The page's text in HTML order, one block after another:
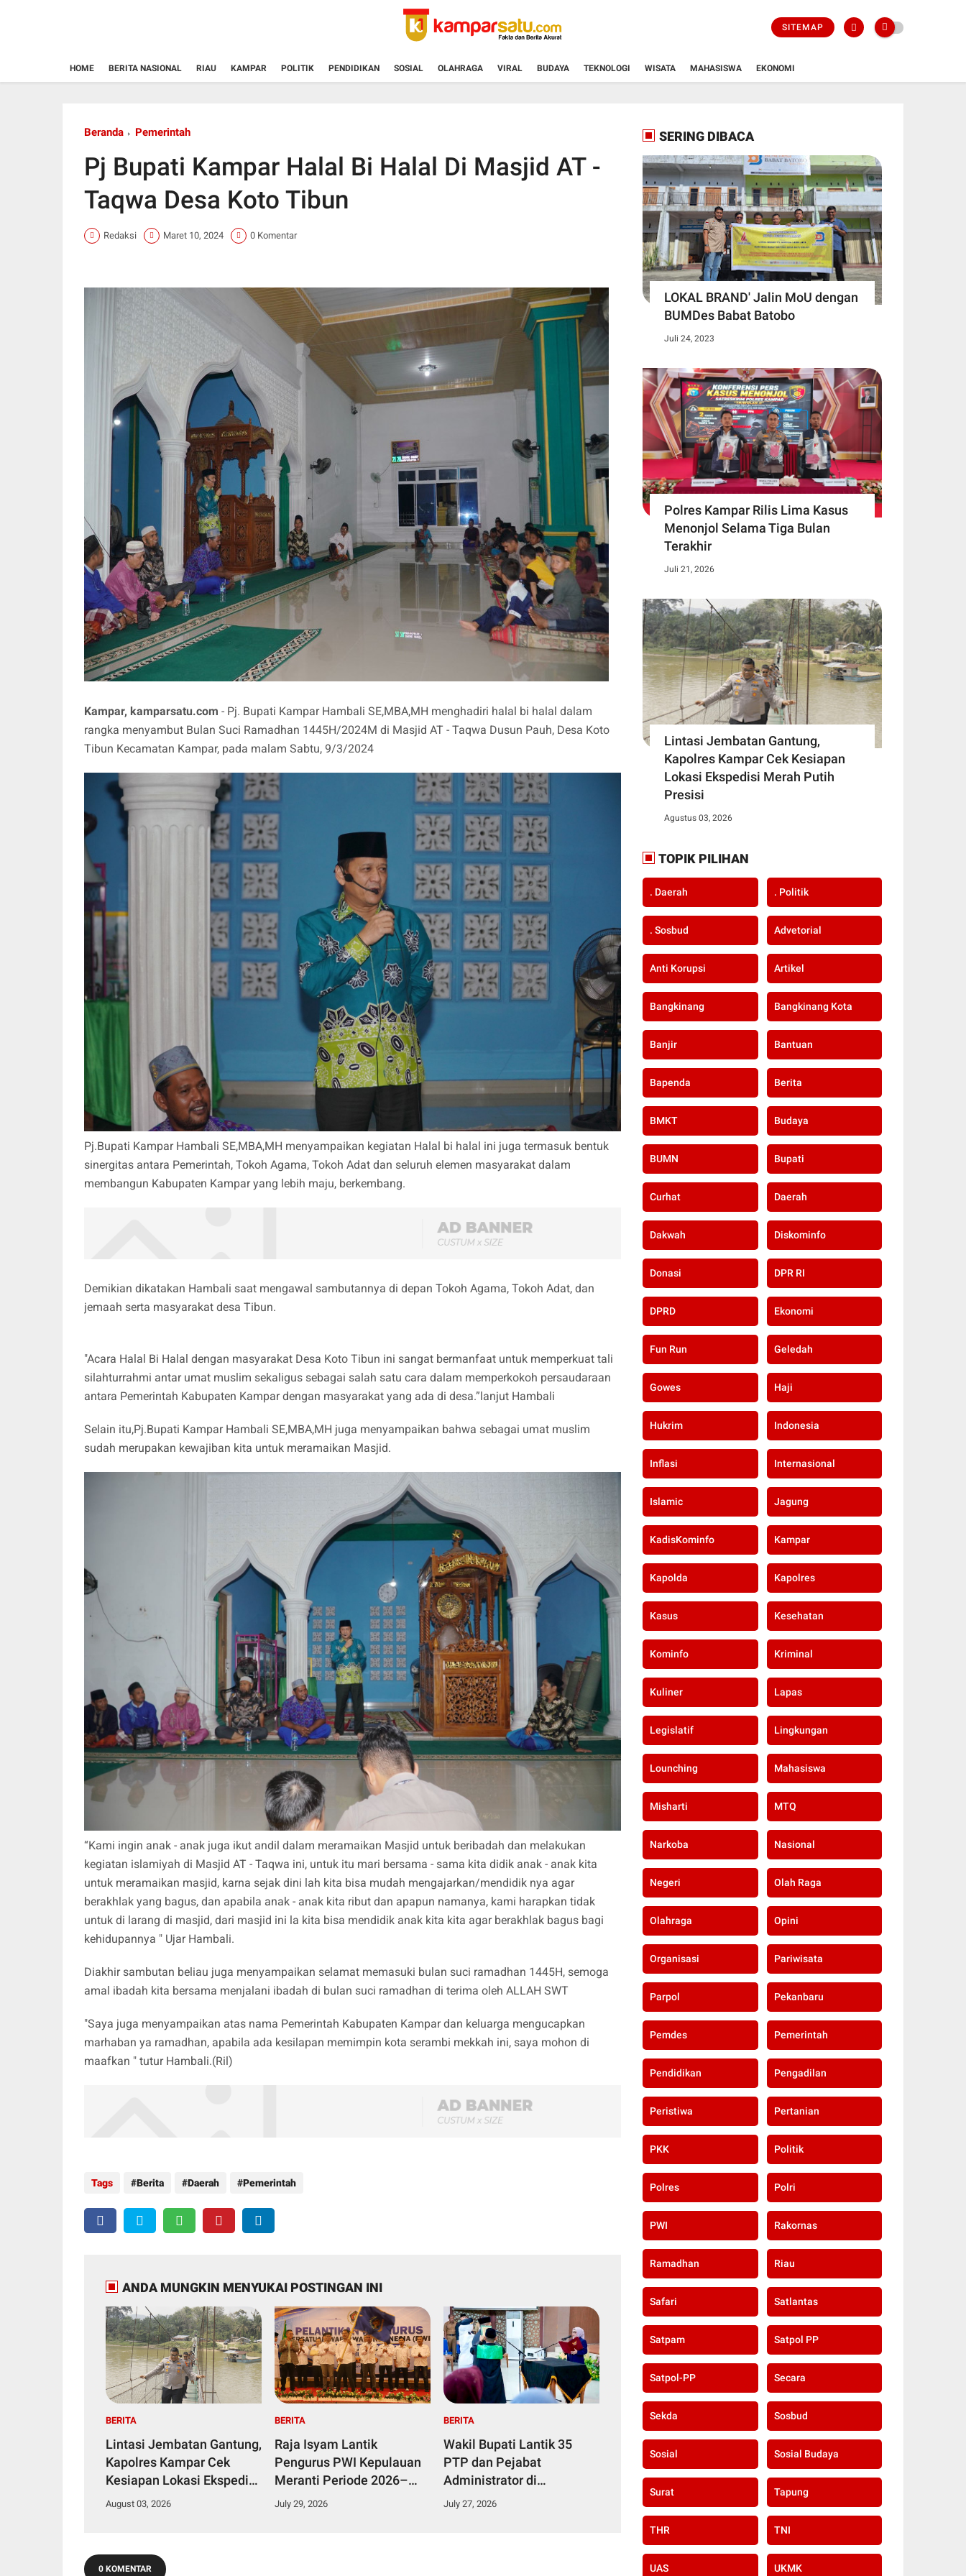
SITEMAP
HOME BERITA NASIONAL RIAU KAMPAR POLITIK PENDIDIKAN SOSIAL OLAHRAGA VIRAL BUDAYA TEKNOLOGI WISATA MAHASISWA EKONOMI
Beranda Pemerintah
Pj Bupati Kampar Halal Bi Halal Di Masjid AT -
Taqwa Desa Koto Tibun
Redaksi Maret 10, 2024 0 Komentar
Kampar, kamparsatu.com - Pj. Bupati Kampar Hambali SE,MBA,MH menghadiri halal bi halal dalam
rangka menyambut Bulan Suci Ramadhan 1445H/2024M di Masjid AT - Taqwa Dusun Pauh, Desa Koto
Tibun Kecamatan Kampar, pada malam Sabtu, 9/3/2024
Pj.Bupati Kampar Hambali SE,MBA,MH menyampaikan kegiatan Halal bi halal ini juga termasuk bentuk
sinergitas antara Pemerintah, Tokoh Agama, Tokoh Adat dan seluruh elemen masyarakat dalam
membangun Kabupaten Kampar yang lebih maju, berkembang.
Demikian dikatakan Hambali saat mengawal sambutannya di depan Tokoh Agama, Tokoh Adat, dan
jemaah serta masyarakat desa Tibun.
"Acara Halal Bi Halal dengan masyarakat Desa Koto Tibun ini sangat bermanfaat untuk memperkuat tali
silahturrahmi antar umat muslim sekaligus sebagai salah satu cara dalam memperkokoh persaudaraan
antara Pemerintah Kabupaten Kampar dengan masyarakat yang ada di desa.”lanjut Hambali
Selain itu,Pj.Bupati Kampar Hambali SE,MBA,MH juga menyampaikan bahwa sebagai umat muslim
sudah merupakan kewajiban kita untuk meramaikan Masjid.
“Kami ingin anak - anak juga ikut andil dalam meramaikan Masjid untuk beribadah dan melakukan
kegiatan islamiyah di Masjid AT - Taqwa ini, untuk itu mari bersama - sama kita didik anak - anak kita
untuk meramaikan masjid, karna sejak dini lah kita bisa mudah mengajarkan/mendidik nya agar
berakhlak yang bagus, dan apabila anak - anak kita ribut dan apapun namanya, kami harapkan tidak
untuk di larang di masjid, dari masjid ini la kita bisa mendidik anak kita kita agar berakhlak bagus bagi
kehidupannya " Ujar Hambali.
Diakhir sambutan beliau juga menyampaikan selamat memasuki bulan suci ramadhan 1445H, semoga
amal ibadah kita bersama menjalani ibadah di bulan suci ramadhan di terima oleh ALLAH SWT
"Saya juga menyampaikan atas nama Pemerintah Kabupaten Kampar dan keluarga mengucapkan
marhaban ya ramadhan, apabila ada kesilapan memimpin kota serambi mekkah ini, saya mohon di
maafkan " tutur Hambali.(Ril)
Tags Berita Daerah Pemerintah
ANDA MUNGKIN MENYUKAI POSTINGAN INI
BERITA
Lintasi Jembatan Gantung,
Kapolres Kampar Cek
Kesiapan Lokasi Ekspedisi
Merah Putih Presisi
August 03, 2026
BERITA
Raja Isyam Lantik
Pengurus PWI Kepulauan
Meranti Periode 2026–
2029
July 29, 2026
BERITA
Wakil Bupati Lantik 35
PTP dan Pejabat
Administrator di
Lingkungan Pemkab
July 27, 2026
0 KOMENTAR
SERING DIBACA
LOKAL BRAND' Jalin MoU dengan
BUMDes Babat Batobo
Juli 24, 2023
Polres Kampar Rilis Lima Kasus
Menonjol Selama Tiga Bulan
Terakhir
Juli 21, 2026
Lintasi Jembatan Gantung,
Kapolres Kampar Cek Kesiapan
Lokasi Ekspedisi Merah Putih
Presisi
Agustus 03, 2026
TOPIK PILIHAN
. Daerah . Politik
. Sosbud Advetorial
Anti Korupsi Artikel
Bangkinang Bangkinang Kota
Banjir Bantuan
Bapenda Berita
BMKT Budaya
BUMN Bupati
Curhat Daerah
Dakwah Diskominfo
Donasi DPR RI
DPRD Ekonomi
Fun Run Geledah
Gowes Haji
Hukrim Indonesia
Inflasi Internasional
Islamic Jagung
KadisKominfo Kampar
Kapolda Kapolres
Kasus Kesehatan
Kominfo Kriminal
Kuliner Lapas
Legislatif Lingkungan
Lounching Mahasiswa
Misharti MTQ
Narkoba Nasional
Negeri Olah Raga
Olahraga Opini
Organisasi Pariwisata
Parpol Pekanbaru
Pemdes Pemerintah
Pendidikan Pengadilan
Peristiwa Pertanian
PKK Politik
Polres Polri
PWI Rakornas
Ramadhan Riau
Safari Satlantas
Satpam Satpol PP
Satpol-PP Secara
Sekda Sosbud
Sosial Sosial Budaya
Surat Tapung
THR TNI
UAS UKMK